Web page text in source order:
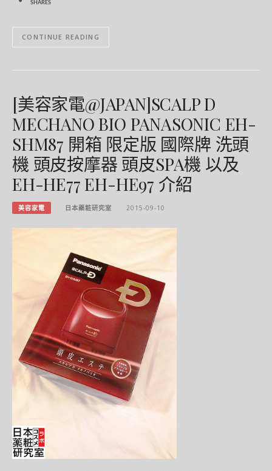
SHARES
CONTINUE READING
[美容家電@JAPAN]SCALP D
MECHANO BIO PANASONIC EH-
SHM87 開箱 限定版 國際牌 洗頭
機 頭皮按摩器 頭皮SPA機 以及
EH-HE77 EH-HE97 介紹
美容家電 日本藥粧研究室 2015-09-10